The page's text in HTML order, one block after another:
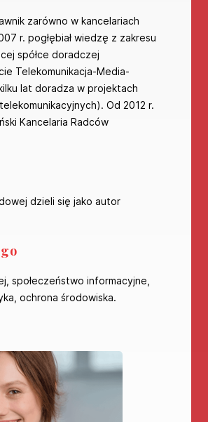
zarówno w kancelariach
r. pogłębiał wiedzę z zakresu
spółce doradczej
Telekomunikacja-Media-
lat doradza w projektach
Od 2012 r.
Kancelaria Radców
dzieli się jako autor
społeczeństwo informacyjne,
ochrona środowiska.